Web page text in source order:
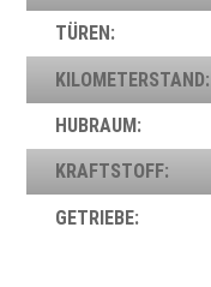
TÜREN:
KILOMETERSTAND:
HUBRAUM:
KRAFTSTOFF:
GETRIEBE: